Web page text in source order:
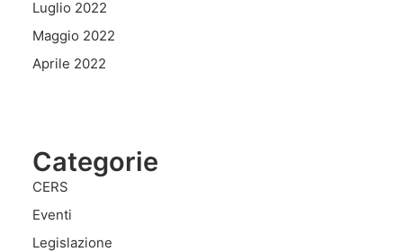
Luglio 2022
Maggio 2022
Aprile 2022
Categorie
CERS
Eventi
Legislazione